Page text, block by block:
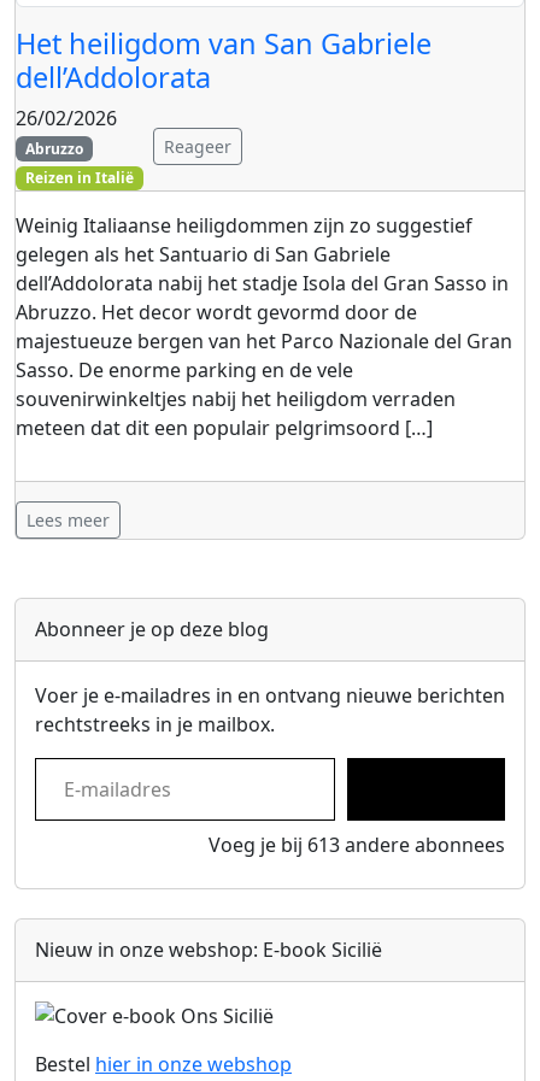
Het heiligdom van San Gabriele
dell’Addolorata
26/02/2026
Abruzzo
Reizen in Italië
Reageer
Weinig Italiaanse heiligdommen zijn zo suggestief
gelegen als het Santuario di San Gabriele
dell’Addolorata nabij het stadje Isola del Gran Sasso in
Abruzzo. Het decor wordt gevormd door de
majestueuze bergen van het Parco Nazionale del Gran
Sasso. De enorme parking en de vele
souvenirwinkeltjes nabij het heiligdom verraden
meteen dat dit een populair pelgrimsoord […]
Lees meer
Abonneer je op deze blog
Voer je e-mailadres in en ontvang nieuwe berichten
rechtstreeks in je mailbox.
E-mailadres
Voeg je bij 613 andere abonnees
Nieuw in onze webshop: E-book Sicilië
Bestel hier in onzewebshop